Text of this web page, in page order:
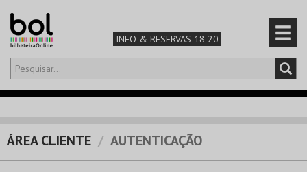
INFO & RESERVAS 18 20
Olá,iniciar sessão
TEATRO & ARTE
ÁREA CLIENTE AUTENTICAÇÃO